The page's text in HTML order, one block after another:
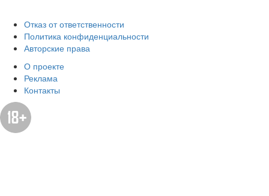
Отказ от ответственности
Политика конфиденциальности
Авторские права
О проекте
Реклама
Контакты